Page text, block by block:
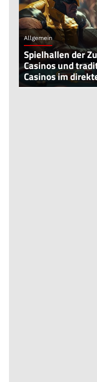
Allgemein
Spielhallen der
Casinos und
Casinos im